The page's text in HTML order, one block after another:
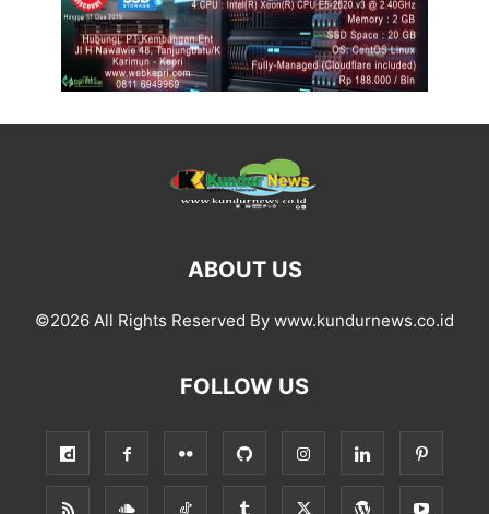
ABOUT US
©2026 All Rights Reserved By www.kundurnews.co.id
FOLLOW US